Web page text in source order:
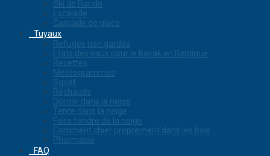
Ski de Rando
Escalade
Cascade de glace
Tuyaux
Refuges non gardés
Etats des eaux pour le Kayak en Belgique
Recettes
Météogrammes
Squat
Réchauds
Dormir dans la neige
Tente dans la neige
Faire fondre de la neige
Comment chier proprement dans les bois
Pharmacie
FAQ